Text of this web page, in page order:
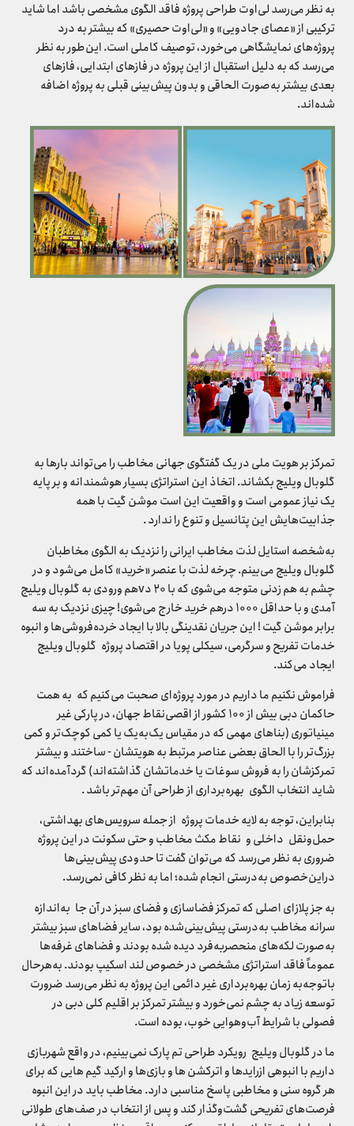
به نظر می‌رسد لی‌اوت طراحی پروژه فاقد الگوی مشخصی باشد اما شاید
ترکیبی از «عصای جادویی» و «لی‌اوت حصیری» که بیشتر به درد
پروژه‌های نمایشگاهی می‌خورد، توصیف کاملی است. این‌طور به نظر
می‌رسد که به دلیل استقبال از این پروژه در فازهای ابتدایی، فازهای
بعدی بیشتر به‌صورت الحاقی و بدون پیش‌بینی قبلی به پروژه اضافه
شده‌اند.
تمرکز بر هویت ملی در یک گفتگوی جهانی مخاطب را می‌تواند بارها به
گلوبال ویلیج بکشاند. اتخاذ این استراتژی بسیار هوشمندانه و بر پایه
یک نیاز عمومی است و واقعیت این است موشن گیت با همه
جذابیت‌هایش این پتانسیل و تنوع را ندارد .
به‌شخصه استایل لذت مخاطب ایرانی را نزدیک به الگوی مخاطبان
گلوبال ویلیج می‌بینم. چرخه لذت با عنصر «خرید» کامل می‌شود و در
چشم به هم زدنی متوجه می‌شوی که با ۲۰ دvهم ورودی به گلوبال ویلیج
آمدی و با حداقل ۱۰۰۰ درهم خرید خارج می‌شوی! چیزی نزدیک به سه
برابر موشن گیت ! این جریان نقدینگی بالا با ایجاد خرده‌فروشی‌ها و انبوه
خدمات تفریح و سرگرمی، سیکلی پویا در اقتصاد پروژه گلوبال ویلیج
ایجاد می‌کند.
فراموش نکنیم ما داریم در مورد پروژه‌ای صحبت می‌کنیم که به همت
حاکمان دبی بیش از ۱۰۰ کشور از اقصی‌نقاط جهان، در پارکی غیر
مینیاتوری (بناهای مهمی که در مقیاس یک‌به‌یک یا کمی کوچک‌تر و کمی
بزرگ‌تر را با الحاق بعضی عناصر مرتبط به هویتشان - ساختند و بیشتر
تمرکزشان را به فروش سوغات یا خدماتشان گذاشته‌اند) گردآمده‌اند که
شاید انتخاب الگوی بهره‌برداری از طراحی آن مهم‌تر باشد .
بنابراین، توجه به لایه خدمات پروژه از جمله سرویس‌های بهداشتی،
حمل‌ونقل داخلی و نقاط مکث مخاطب و حتی سکونت در این پروژه
ضروری به نظر می‌رسد که می‌توان گفت تا حدودی پیش‌بینی‌ها
دراین‌خصوص به‌درستی انجام شده؛ اما به نظر کافی نمی‌رسد.
به جز پلازای اصلی که تمرکز فضاسازی و فضای سبز در آن جا به‌اندازه
سرانه مخاطب به‌درستی پیش‌بینی‌شده بود، سایر فضاهای سبز بیشتر
به‌صورت لکه‌های منحصربه‌فرد دیده شده بودند و فضاهای غرفه‌ها
عموماً فاقد استراتژی مشخصی در خصوص لند اسکیپ بودند. به‌هرحال
باتوجه‌به زمان بهره‌برداری غیر دائمی این پروژه به نظر می‌رسد ضرورت
توسعه زیاد به چشم نمی‌خورد و بیشتر تمرکز بر اقلیم کلی دبی در
فصولی با شرایط آب‌وهوایی خوب، بوده است.
ما در گلوبال ویلیج رویکرد طراحی تم پارک نمی‌بینیم، در واقع شهربازی
داریم با انبوهی ازرایدها و اترکشن ها و بازی‌ها و ارکید گیم هایی که برای
هر گروه سنی و مخاطبی پاسخ مناسبی دارد. مخاطب باید در این انبوه
فرصت‌های تفریحی گشت‌وگذار کند و پس از انتخاب در صف‌های طولانی